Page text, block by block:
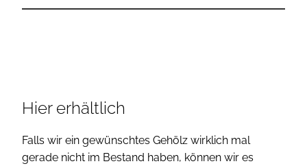
Hier erhältlich
Falls wir ein gewünschtes Gehölz wirklich mal
gerade nicht im Bestand haben, können wir es